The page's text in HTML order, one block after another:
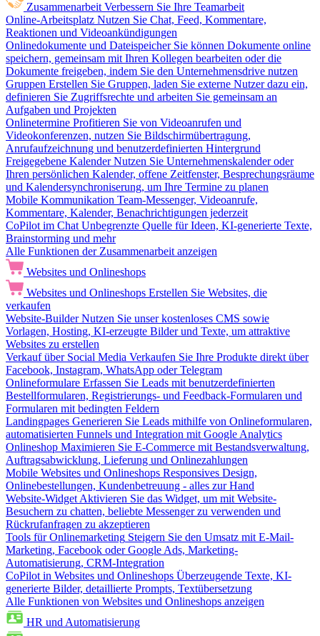
Zusammenarbeit Verbessern Sie Ihre Teamarbeit
Online-Arbeitsplatz Nutzen Sie Chat, Feed, Kommentare,
Reaktionen und Videoankündigungen
Onlinedokumente und Dateispeicher Sie können Dokumente online
speichern, gemeinsam mit Ihren Kollegen bearbeiten oder die
Dokumente freigeben, indem Sie den Unternehmensdrive nutzen
Gruppen Erstellen Sie Gruppen, laden Sie externe Nutzer dazu ein,
definieren Sie Zugriffsrechte und arbeiten Sie gemeinsam an
Aufgaben und Projekten
Onlinetermine Profitieren Sie von Videoanrufen und
Videokonferenzen, nutzen Sie Bildschirmübertragung,
Anrufaufzeichnung und benutzerdefinierten Hintergrund
Freigegebene Kalender Nutzen Sie Unternehmenskalender oder
Ihren persönlichen Kalender, offene Zeitfenster, Besprechungsräume
und Kalendersynchroniserung, um Ihre Termine zu planen
Mobile Kommunikation Team-Messenger, Videoanrufe,
Kommentare, Kalender, Benachrichtigungen jederzeit
CoPilot im Chat Unbegrenzte Quelle für Ideen, KI-generierte Texte,
Brainstorming und mehr
Alle Funktionen der Zusammenarbeit anzeigen
Websites und Onlineshops
Websites und Onlineshops Erstellen Sie Websites, die
verkaufen
Website-Builder Nutzen Sie unser kostenloses CMS sowie
Vorlagen, Hosting, KI-erzeugte Bilder und Texte, um attraktive
Websites zu erstellen
Verkauf über Social Media Verkaufen Sie Ihre Produkte direkt über
Facebook, Instagram, WhatsApp oder Telegram
Onlineformulare Erfassen Sie Leads mit benutzerdefinierten
Bestellformularen, Registrierungs- und Feedback-Formularen und
Formularen mit bedingten Feldern
Landingpages Generieren Sie Leads mithilfe von Onlineformularen,
automatisierten Funnels und Integration mit Google Analytics
Onlineshop Maximieren Sie E-Commerce mit Bestandsverwaltung,
Auftragsabwicklung, Lieferung und Onlinezahlungen
Mobile Websites und Onlineshops Responsives Design,
Onlinebestellungen, Kundenbetreuung - alles zur Hand
Website-Widget Aktivieren Sie das Widget, um mit Website-
Besuchern zu chatten, beliebte Messenger zu verwenden und
Rückrufanfragen zu akzeptieren
Tools für Onlinemarketing Steigern Sie den Umsatz mit E-Mail-
Marketing, Facebook oder Google Ads, Marketing-
Automatisierung, CRM-Integration
CoPilot in Websites und Onlineshops Überzeugende Texte, KI-
generierte Bilder, detaillierte Prompts, Textübersetzung
Alle Funktionen von Websites und Onlineshops anzeigen
HR und Automatisierung